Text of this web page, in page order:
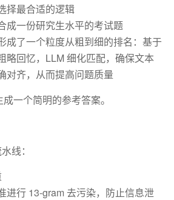
择最合适的逻辑
成一份研究生水平的考试题
成了一个粒度从粗到细的排名：基于
略回忆，LLM 细化匹配，确保文本
对齐，从而提高问题质量
一个简明的参考答案。
线：
进行 13-gram 去污染，防止信息泄